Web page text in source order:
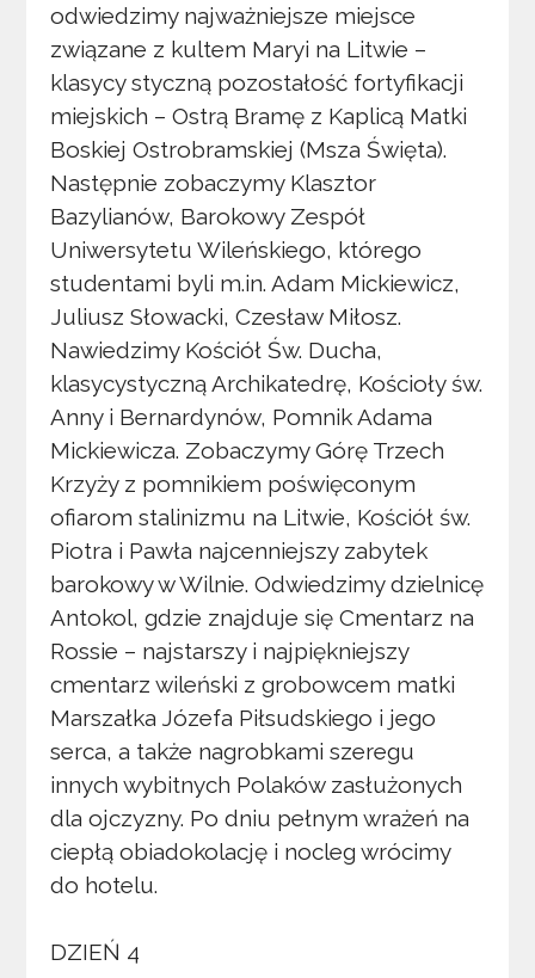
odwiedzimy najważniejsze miejsce
związane z kultem Maryi na Litwie –
klasycy styczną pozostałość fortyfikacji
miejskich – Ostrą Bramę z Kaplicą Matki
Boskiej Ostrobramskiej (Msza Święta).
Następnie zobaczymy Klasztor
Bazylianów, Barokowy Zespół
Uniwersytetu Wileńskiego, którego
studentami byli m.in. Adam Mickiewicz,
Juliusz Słowacki, Czesław Miłosz.
Nawiedzimy Kościół Św. Ducha,
klasycystyczną Archikatedrę, Kościoły św.
Anny i Bernardynów, Pomnik Adama
Mickiewicza. Zobaczymy Górę Trzech
Krzyży z pomnikiem poświęconym
ofiarom stalinizmu na Litwie, Kościół św.
Piotra i Pawła najcenniejszy zabytek
barokowy w Wilnie. Odwiedzimy dzielnicę
Antokol, gdzie znajduje się Cmentarz na
Rossie – najstarszy i najpiękniejszy
cmentarz wileński z grobowcem matki
Marszałka Józefa Piłsudskiego i jego
serca, a także nagrobkami szeregu
innych wybitnych Polaków zasłużonych
dla ojczyzny. Po dniu pełnym wrażeń na
ciepłą obiadokolację i nocleg wrócimy
do hotelu.
DZIEŃ 4